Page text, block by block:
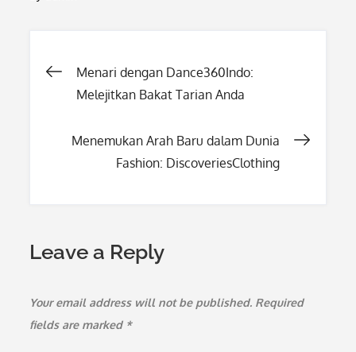
Post
Menari dengan Dance360Indo:
Melejitkan Bakat Tarian Anda
Menemukan Arah Baru dalam Dunia
Fashion: DiscoveriesClothing
Leave a Reply
Your email address will not be published. Required
fields are marked *